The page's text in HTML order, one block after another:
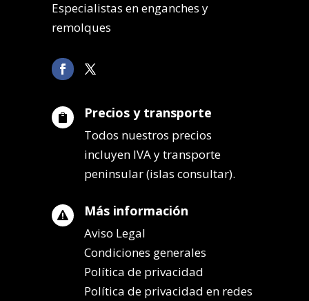
Especialistas en enganches y
remolques
 Precios y transporte
Todos nuestros precios
incluyen IVA y transporte
peninsular (islas consultar).
 Más información
Aviso Legal
Condiciones generales
Política de privacidad
Política de privacidad en redes